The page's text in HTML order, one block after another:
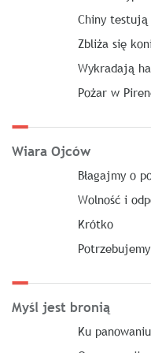
Chiny testują
Zbliża się
Wykradają
Pożar w
Wiara Ojców
Błagajmy o
Wolność i
Krótko
Myśl jest bronią
Ku